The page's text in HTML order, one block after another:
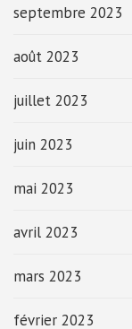
septembre 2023
août 2023
juillet 2023
juin 2023
mai 2023
avril 2023
mars 2023
février 2023